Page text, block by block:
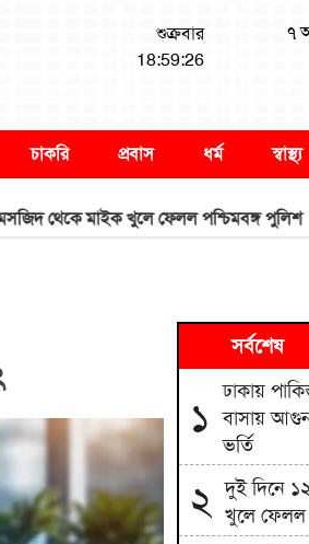
শুক্রবার
18:59:27
৭
চাকরি প্রবাস ধর্ম স্বাস্থ্য
খুলে ফেলল পশ্চিমবঙ্গ পুলিশ রাশিয়া
সর্বশেষ
১
ঢাকায়
বাসায়
ভর্তি
২ দুই দিনে
খুলে ফেলল